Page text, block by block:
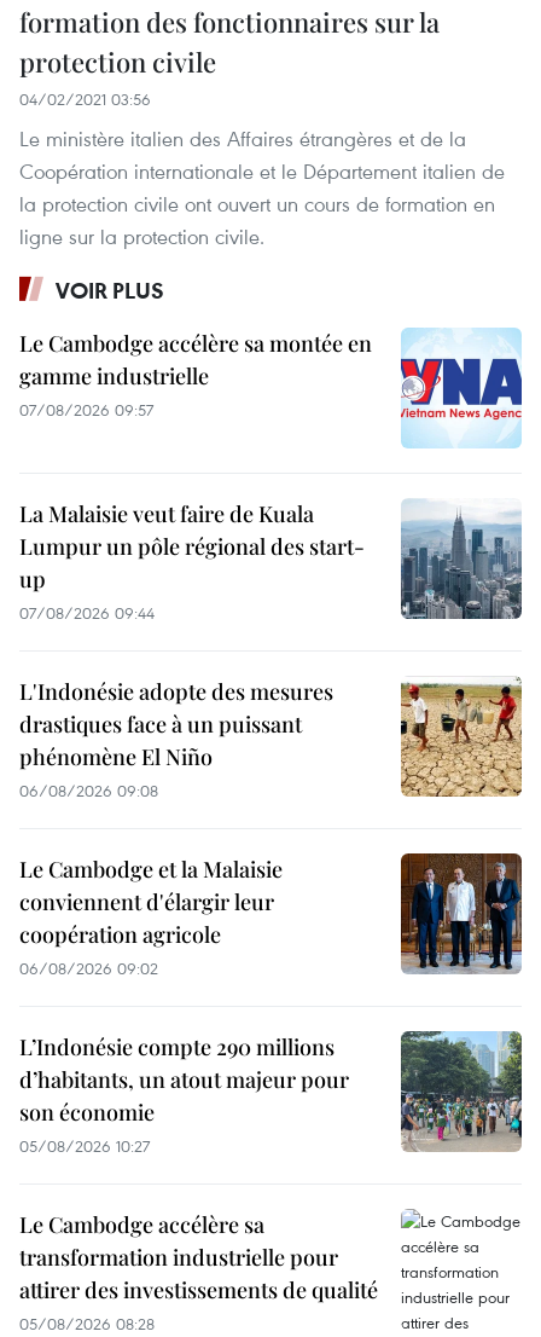
formation des fonctionnaires sur la
protection civile
04/02/2021 03:56
Le ministère italien des Affaires étrangères et de la
Coopération internationale et le Département italien de
la protection civile ont ouvert un cours de formation en
ligne sur la protection civile.
VOIR PLUS
Le Cambodge accélère sa montée en
gamme industrielle
07/08/2026 09:57
La Malaisie veut faire de Kuala
Lumpur un pôle régional des start-
up
07/08/2026 09:44
L'Indonésie adopte des mesures
drastiques face à un puissant
phénomène El Niño
06/08/2026 09:08
Le Cambodge et la Malaisie
conviennent d'élargir leur
coopération agricole
06/08/2026 09:02
L’Indonésie compte 290 millions
d’habitants, un atout majeur pour
son économie
05/08/2026 10:27
Le Cambodge accélère sa
transformation industrielle pour
attirer des investissements de qualité
05/08/2026 08:28